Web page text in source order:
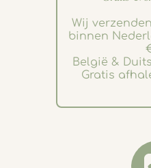
Wij
binnen
België &
Gratis